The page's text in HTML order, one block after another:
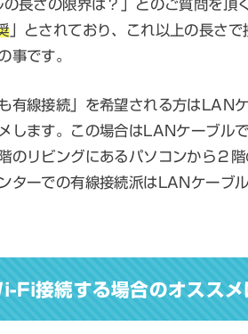
長さの限界は？」とのご質問を頂
」とされており、これ以上の長さ
事です。
有線接続」を希望される方はLAN
します。この場合はLANケーブ
のリビングにあるパソコンから２
ターでの有線接続派はLANケーブ
Fi接続する場合のオススメ